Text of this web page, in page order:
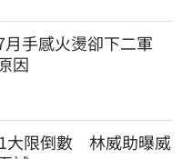
月手感火燙卻下二軍
因
大限倒數　林威助曝威